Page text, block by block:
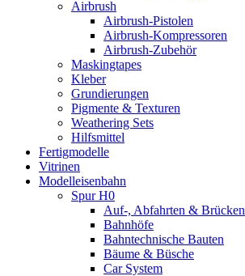
Airbrush
Airbrush-Pistolen
Airbrush-Kompressoren
Airbrush-Zubehör
Maskingtapes
Kleber
Grundierungen
Pigmente & Texturen
Weathering Sets
Hilfsmittel
Fertigmodelle
Vitrinen
Modelleisenbahn
Spur H0
Auf-, Abfahrten & Brücken
Bahnhöfe
Bahntechnische Bauten
Bäume & Büsche
Car System